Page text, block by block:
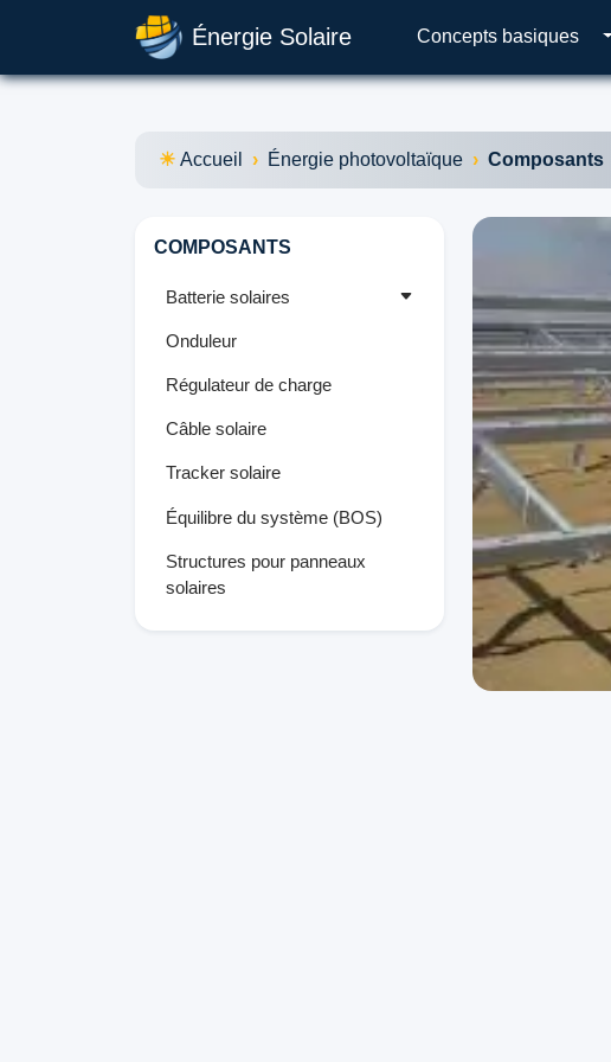
Énergie Solaire Concepts basiques
Accueil Énergie photovoltaïque Composants
COMPOSANTS
Batterie solaires
Onduleur
Régulateur de charge
Câble solaire
Tracker solaire
Équilibre du système (BOS)
Structures pour panneaux
solaires